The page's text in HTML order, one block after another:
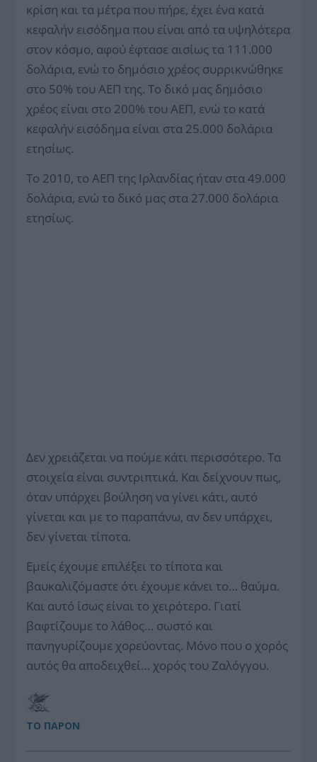
κρίση και τα μέτρα που πήρε, έχει ένα κατά
κεφαλήν εισόδημα που είναι από τα υψηλότερα
στον κόσμο, αφού έφτασε αισίως τα 111.000
δολάρια, ενώ το δημόσιο χρέος συρρικνώθηκε
στο 50% του ΑΕΠ της. Το δικό μας δημόσιο
χρέος είναι στο 200% του ΑΕΠ, ενώ το κατά
κεφαλήν εισόδημα είναι στα 25.000 δολάρια
ετησίως.
Το 2010, το ΑΕΠ της Ιρλανδίας ήταν στα 49.000
δολάρια, ενώ το δικό μας στα 27.000 δολάρια
ετησίως.
Δεν χρειάζεται να πούμε κάτι περισσότερο. Τα
στοιχεία είναι συντριπτικά. Και δείχνουν πως,
όταν υπάρχει βούληση να γίνει κάτι, αυτό
γίνεται και με το παραπάνω, αν δεν υπάρχει,
δεν γίνεται τίποτα.
Εμείς έχουμε επιλέξει το τίποτα και
βαυκαλιζόμαστε ότι έχουμε κάνει το… θαύμα.
Και αυτό ίσως είναι το χειρότερο. Γιατί
βαφτίζουμε το λάθος… σωστό και
πανηγυρίζουμε χορεύοντας. Μόνο που ο χορός
αυτός θα αποδειχθεί… χορός του Ζαλόγγου.
ΤΟ ΠΑΡΟΝ